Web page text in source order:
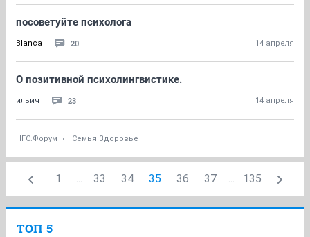
посоветуйте психолога
Blanca 20 14 апреля
О позитивной психолингвистике.
ильич 23 14 апреля
НГС.Форум Семья Здоровье
1 ... 33 34 35 36 37 ... 135
ТОП 5